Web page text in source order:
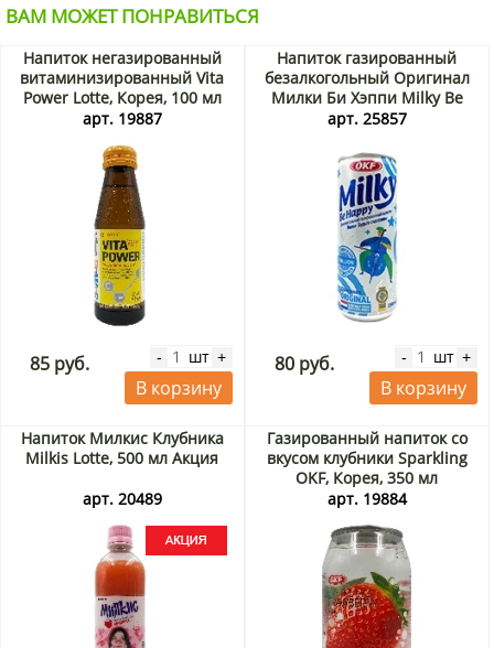
ВАМ МОЖЕТ ПОНРАВИТЬСЯ
Напиток негазированный
витаминизированный Vita
Power Lotte, Корея, 100 мл
арт. 19887
85 руб. - шт +
В корзину
Напиток газированный
безалкогольный Оригинал
Милки Би Хэппи Milky Be
Happy OKF, Корея, 250 мл
арт. 25857
80 руб. - шт +
В корзину
Напиток Милкис Клубника
Milkis Lotte, 500 мл Акция
арт. 20489
Газированный напиток со
вкусом клубники Sparkling
OKF, Корея, 350 мл
арт. 19884